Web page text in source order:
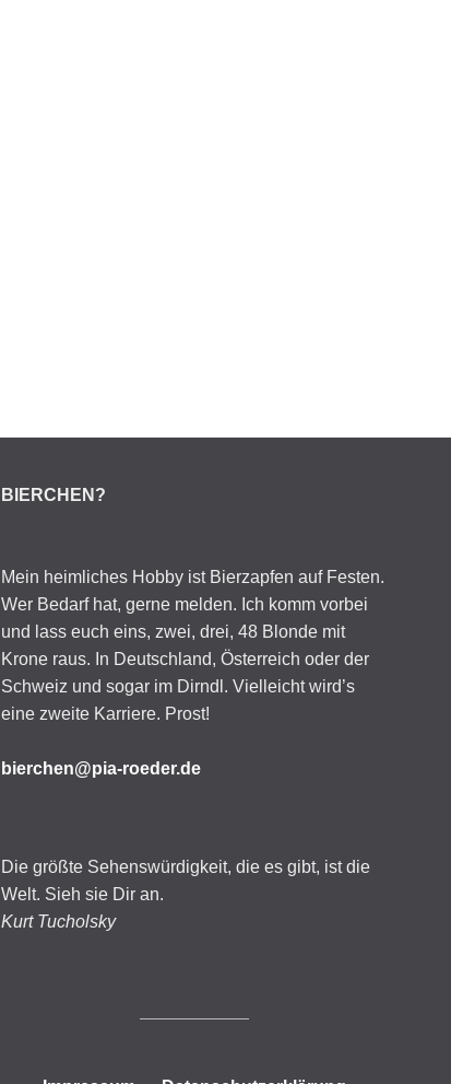
BIERCHEN?
Mein heimliches Hobby ist Bierzapfen auf Festen.
Wer Bedarf hat, gerne melden. Ich komm vorbei
und lass euch eins, zwei, drei, 48 Blonde mit
Krone raus. In Deutschland, Österreich oder der
Schweiz und sogar im Dirndl. Vielleicht wird’s
eine zweite Karriere. Prost!
bierchen@pia-roeder.de
Die größte Sehenswürdigkeit, die es gibt, ist die
Welt. Sieh sie Dir an.
Kurt Tucholsky